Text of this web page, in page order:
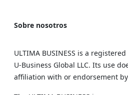
Sobre nosotros
ULTIMA BUSINESS is a
U‑Business Global LLC. Its use
affiliation with or endorsement